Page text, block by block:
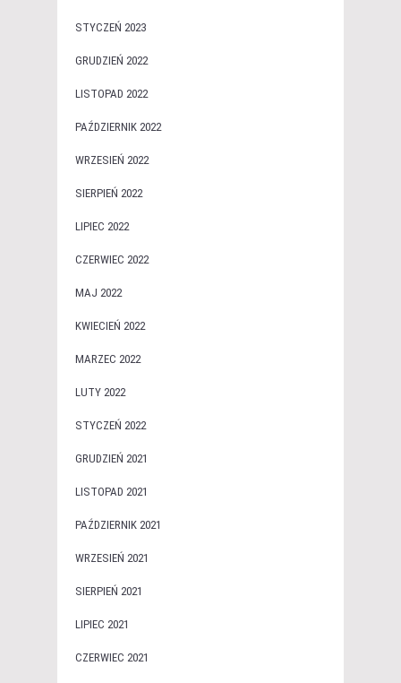
STYCZEŃ 2023
GRUDZIEŃ 2022
LISTOPAD 2022
PAŹDZIERNIK 2022
WRZESIEŃ 2022
SIERPIEŃ 2022
LIPIEC 2022
CZERWIEC 2022
MAJ 2022
KWIECIEŃ 2022
MARZEC 2022
LUTY 2022
STYCZEŃ 2022
GRUDZIEŃ 2021
LISTOPAD 2021
PAŹDZIERNIK 2021
WRZESIEŃ 2021
SIERPIEŃ 2021
LIPIEC 2021
CZERWIEC 2021